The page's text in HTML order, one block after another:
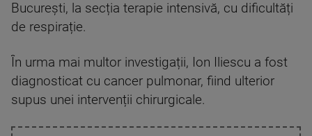
București, la secția terapie intensivă, cu dificultăți
de respirație.
În urma mai multor investigații, Ion Iliescu a fost
diagnosticat cu cancer pulmonar, fiind ulterior
supus unei intervenții chirurgicale.